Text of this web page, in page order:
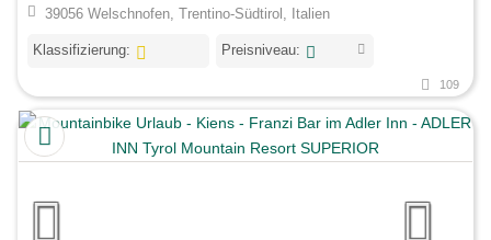
39056 Welschnofen, Trentino-Südtirol, Italien
Klassifizierung: Preisniveau:
109